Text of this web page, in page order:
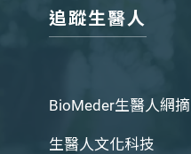
追蹤生醫人
BioMeder生醫人網摘
生醫人文化科技